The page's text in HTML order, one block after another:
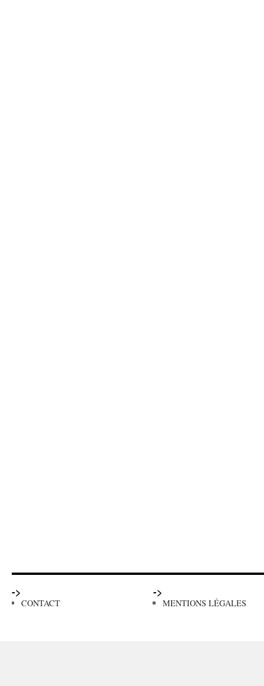
->
CONTACT
->
MENTIONS LÉGALES